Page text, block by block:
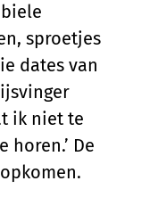
sproetjes
dates van
ik niet te
horen.’ De